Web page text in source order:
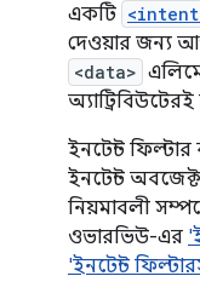
একটি
দেওয়ার জন্য
<data>
ইনটেন্ট
ইনটেন্ট
নিয়মাবলী
ওভারভিউ-এর
'ইনটেন্ট